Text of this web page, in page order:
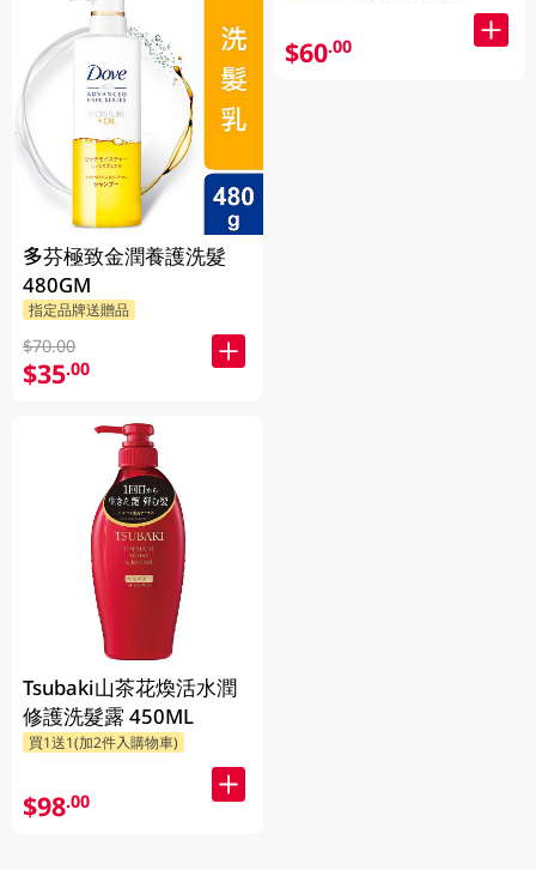
多芬極致金潤養護洗髮
480GM
指定品牌送贈品
$70.00
$35.00
Tsubaki山茶花煥活水潤
修護洗髮露 450ML
買1送1(加2件入購物車)
$98.00
$60.00